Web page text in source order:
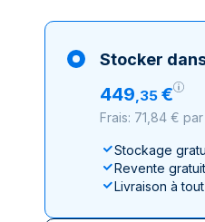
Stocker
449,35 €
Frais: 71,84 €
Stockage
Revente
Livraison à